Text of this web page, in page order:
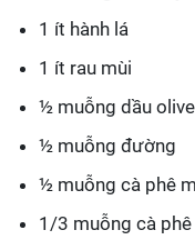
1 ít hành lá
1 ít rau mùi
½ muỗng dầu olive
½ muỗng đường
½ muỗng cà phê
1/3 muỗng cà phê